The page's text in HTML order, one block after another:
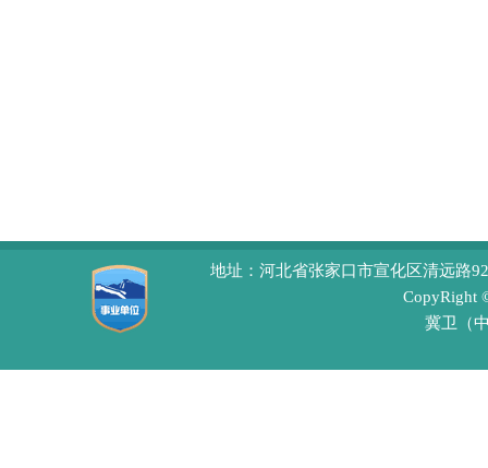
地址：河北省张家口市宣化区清远
CopyRight
冀卫（中